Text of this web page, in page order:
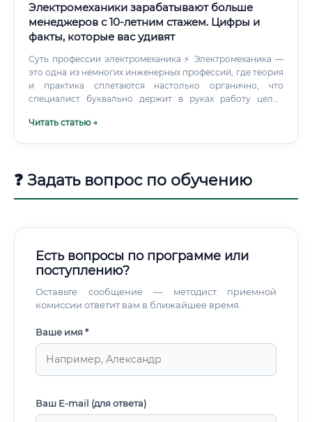
Ниже представлены актуальные данные по зарплатам в
зависимости от уровня специалиста. На ряде станций
существуют дополнительные премии, надбавки за
вредность, секретность и особые условия труда.
Электромеханики зарабатывают больше
менеджеров с 10-летним стажем. Цифры и
факты, которые вас удивят
Суть профессии электромеханика ⚡ Электромеханика —
это одна из немногих инженерных профессий, где теория
и практика сплетаются настолько органично, что
специалист буквально держит в руках работу целых
который обеспечивает бесперебойную работу
автоматики и электроники.
Читать статью →
❓ Задать вопрос по обучению
Есть вопросы по программе или
поступлению?
Оставьте сообщение — методист приемной
комиссии ответит вам в ближайшее время.
Ваше имя *
Ваш E-mail (для ответа)